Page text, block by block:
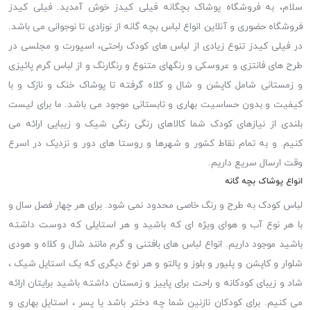
سلام، به فروشگاه پوشاک بچگانه فیلی کیدز خوش آمدید. فیلی کیدز
فروشگاه حضوری و آنلاین انواع لباس بچه گانه از نوزادی تا نوجوانی می باشد.
در فیلی کیدز تنوع زیادی از لباس های کودک راحتی، اسپورت و مجلسی در
طرح های فانتزی و عروسکی و رنگهای متنوع و رنگارنگ و از لباس گرم پائیزی
و زمستانی شامل کاپشن و شال و کلاه گرفته تا پوشاک خنک و نازک و با
کیفیت و بدون حساسیت بهاری و تابستانی موجود می باشد. ما برای لیست
بلندی از نیازهای کودک شما کالاهای رنگی رنگی شیک و زیبایی ارائه می
کنیم. و به تمام نقاط کشور و شهرها و روستا های دور و نزدیک در اسرع
وقت ارسال سریع داریم.
انواع پوشاک بچه گانه
لباس کودک به طرح و رنگ خاصی محدود نمی شود. برای هر چهار فصل سال و
با هر نوع آب و هوای ویژه ای که باشید و هر استایلی که دوست داشته
باشید موجود داریم. انواع لباس های بافتنی و گرم مانند شال و کلاه و هودی
شلوار و کاپشن و پلیور و بلوز و پالتو و هر نوع دیگری که یک استایل شیک ،
شاد و زیبای کودکانه و راحت برای پاییز و زمستان داشته باشید برایتان ارائه
می کنیم. برای کودکان نازنین شما چه دختر باشد یا پسر ، استایل بهاری و